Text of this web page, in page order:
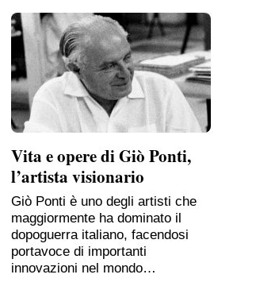
Vita e opere di Giò Ponti,
l’artista visionario
Giò Ponti è uno degli artisti che
maggiormente ha dominato il
dopoguerra italiano, facendosi
portavoce di importanti
innovazioni nel mondo…